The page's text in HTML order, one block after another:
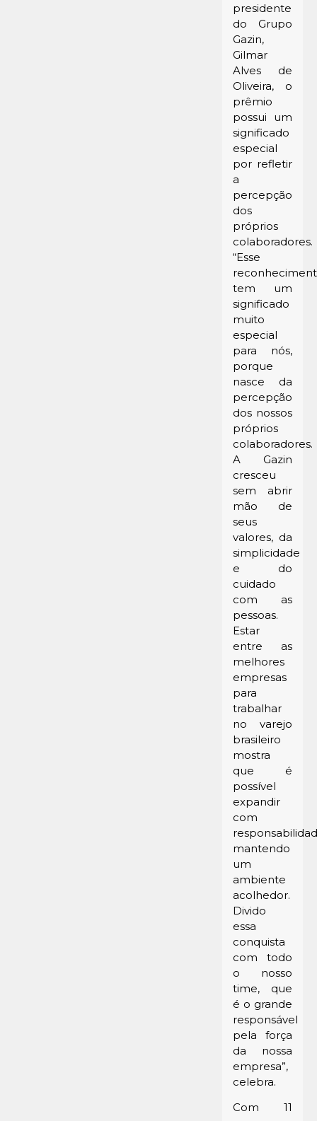
presidente
do Grupo
Gazin,
Gilmar
Alves de
Oliveira, o
prêmio
possui um
significado
especial
por refletir
a
percepção
dos
próprios
colaboradores.
“Esse
tem um
significado
muito
especial
para nós,
porque
nasce da
percepção
dos nossos
próprios
colaboradores.
A Gazin
cresceu
sem abrir
mão de
seus
valores, da
simplicidade
e do
cuidado
com as
pessoas.
Estar
entre as
melhores
empresas
para
trabalhar
no varejo
brasileiro
mostra
que é
possível
expandir
com
mantendo
um
ambiente
acolhedor.
Divido
essa
conquista
com todo
o nosso
time, que
é o grande
responsável
pela força
da nossa
empresa”,
celebra.
Com 11